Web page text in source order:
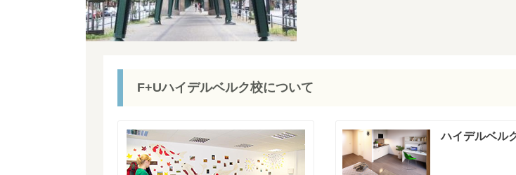
F+Uハイデルベルク校について
ハイデルベル